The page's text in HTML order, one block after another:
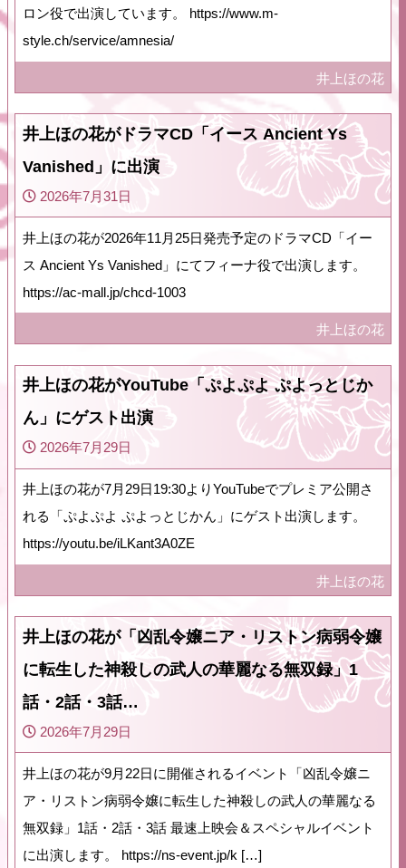
ロン役で出演しています。 https://www.m-
style.ch/service/amnesia/
井上ほの花
井上ほの花がドラマCD「イース Ancient Ys
Vanished」に出演
2026年7月31日
井上ほの花が2026年11月25日発売予定のドラマCD「イー
ス Ancient Ys Vanished」にてフィーナ役で出演します。
https://ac-mall.jp/chcd-1003
井上ほの花
井上ほの花がYouTube「ぷよぷよ ぷよっとじか
ん」にゲスト出演
2026年7月29日
井上ほの花が7月29日19:30よりYouTubeでプレミア公開さ
れる「ぷよぷよ ぷよっとじかん」にゲスト出演します。
https://youtu.be/iLKant3A0ZE
井上ほの花
井上ほの花が「凶乱令嬢ニア・リストン病弱令嬢
に転生した神殺しの武人の華麗なる無双録」1
話・2話・3話…
2026年7月29日
井上ほの花が9月22日に開催されるイベント「凶乱令嬢ニ
ア・リストン病弱令嬢に転生した神殺しの武人の華麗なる
無双録」1話・2話・3話 最速上映会＆スペシャルイベント
に出演します。 https://ns-event.jp/k […]